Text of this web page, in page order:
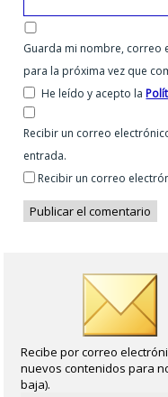
Guarda mi nombre, correo
para la próxima vez que
He leído y acepto la
Recibir un correo
entrada.
Recibir un correo
Recibe por correo
nuevos contenidos para
baja).